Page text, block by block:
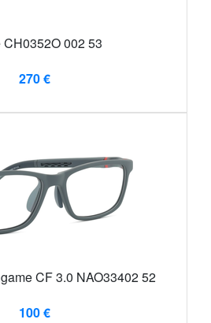
002 53
270 €
CF 3.0 NAO33402 52
100 €